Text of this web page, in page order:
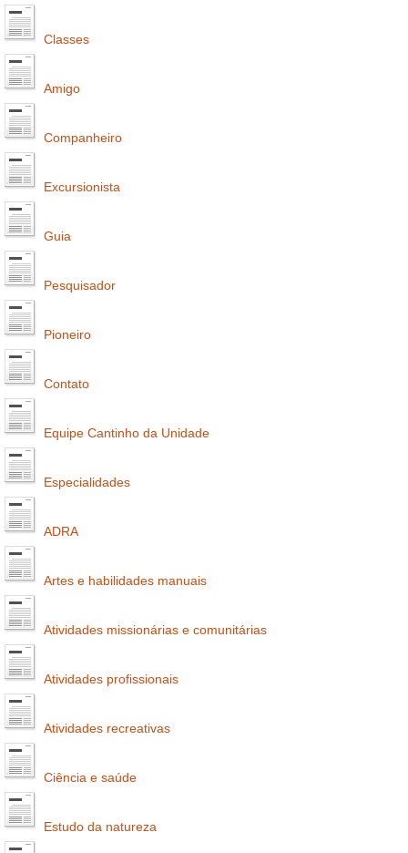
Classes
Amigo
Companheiro
Excursionista
Guia
Pesquisador
Pioneiro
Contato
Equipe Cantinho da Unidade
Especialidades
ADRA
Artes e habilidades manuais
Atividades missionárias e comunitárias
Atividades profissionais
Atividades recreativas
Ciência e saúde
Estudo da natureza